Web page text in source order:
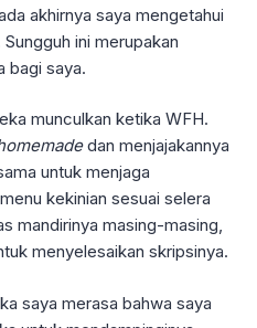
akhirnya saya mengetahui
ini merupakan
bagi saya.
munculkan ketika WFH.
dan menjajakannya
untuk menjaga
kekinian sesuai selera
mandirinya masing-masing,
menyelesaikan skripsinya.
saya merasa bahwa saya